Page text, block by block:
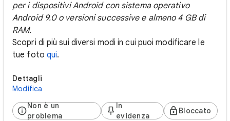
per i dispositivi Android con sistema operativo
Android 9.0 o versioni successive e almeno 4 GB di
RAM.
Scopri di più sui diversi modi in cui puoi modificare le
tue foto qui.
Dettagli
Modifica
Non è un
problema
In
evidenza
Bloccato